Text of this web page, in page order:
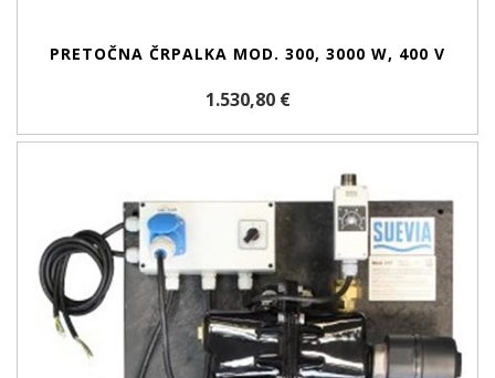
PRETOČNA ČRPALKA MOD. 300, 3000 W, 400 V
1.530,80 €